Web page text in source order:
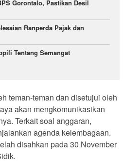
Gorontalo, Pastikan Desil
Ranperda Pajak dan
Tentang Semangat
teman-teman dan disetujui oleh
akan mengkomunikasikan
Terkait soal anggaran,
agenda kelembagaan.
disahkan pada 30 November